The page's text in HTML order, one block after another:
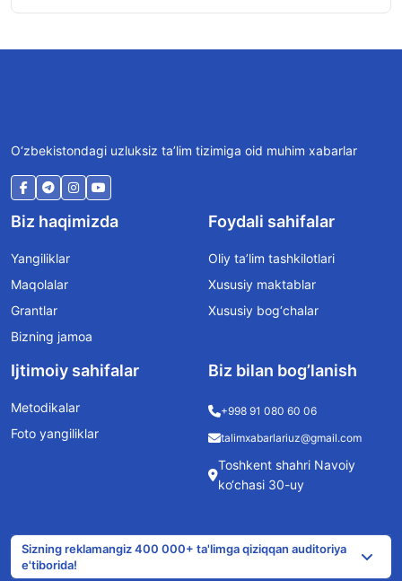
O‘zbekistondagi uzluksiz ta’lim tizimiga oid muhim xabarlar
Biz haqimizda
Yangiliklar
Maqolalar
Grantlar
Bizning jamoa
Foydali sahifalar
Oliy ta’lim tashkilotlari
Xususiy maktablar
Xususiy bog‘chalar
Ijtimoiy sahifalar
Metodikalar
Foto yangiliklar
Biz bilan bog’lanish
+998 91 080 60 06
talimxabarlariuz@gmail.com
Toshkent shahri Navoiy
ko‘chasi 30-uy
Sizning reklamangiz 400 000+ ta'limga qiziqqan auditoriya
e'tiborida!